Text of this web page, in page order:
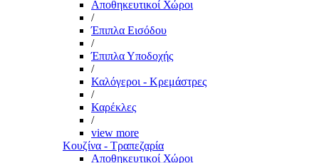
Αποθηκευτικοί Χώροι
/
Έπιπλα Εισόδου
/
Έπιπλα Υποδοχής
/
Καλόγεροι - Κρεμάστρες
/
Καρέκλες
/
view more
Κουζίνα - Τραπεζαρία
Αποθηκευτικοί Χώροι